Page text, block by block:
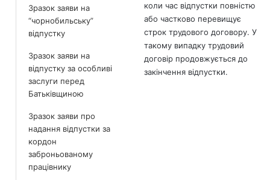
Зразок заяви на
“чорнобильську”
відпустку
Зразок заяви на
відпустку за особливі
заслуги перед
Батьківщиною
Зразок заяви про
надання відпустки за
кордон
заброньованому
працівнику
коли час відпустки повністю
або частково перевищує
строк трудового договору. У
такому випадку трудовий
договір продовжується до
закінчення відпустки.